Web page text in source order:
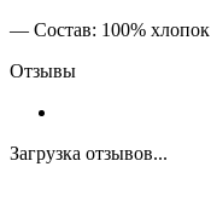
— Состав: 100% хлопок
Отзывы
Загрузка отзывов...